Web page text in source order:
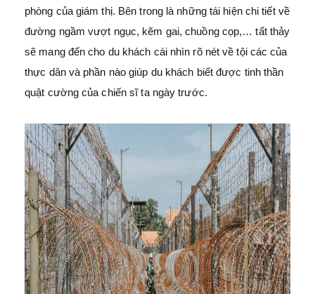
phòng của giám thị. Bên trong là những tái hiện chi tiết về
đường ngầm vượt ngục, kẽm gai, chuồng cọp,… tất thảy
sẽ mang đến cho du khách cái nhìn rõ nét về tội các của
thực dân và phần nào giúp du khách biết được tinh thần
quật cường của chiến sĩ ta ngày trước.